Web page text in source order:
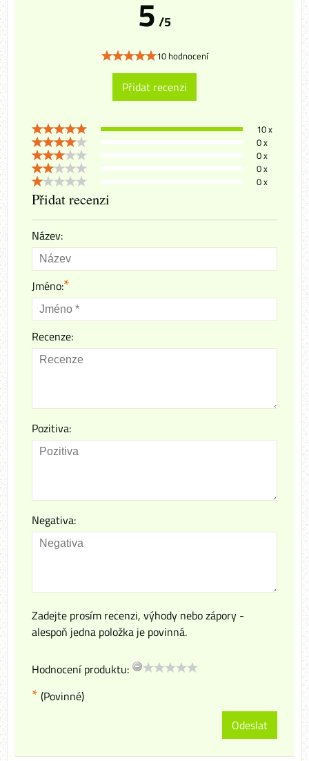
5 /5
10 hodnocení
Přidat recenzi
10 x
0 x
0 x
0 x
0 x
Přidat recenzi
Název:
Jméno:*
Recenze:
Pozitiva:
Negativa:
Zadejte prosím recenzi, výhody nebo zápory -
alespoň jedna položka je povinná.
Hodnocení produktu:
* (Povinné)
Odeslat